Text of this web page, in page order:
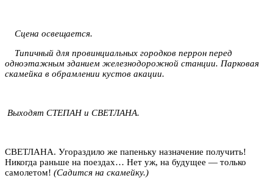
Сцена освещается.
Типичный для провинциальных городков перрон перед
одноэтажным зданием железнодорожной станции. Парковая
скамейка в обрамлении кустов акации.
Выходят СТЕПАН и СВЕТЛАНА.
СВЕТЛАНА. Угораздило же папеньку назначение получить!
Никогда раньше на поездах… Нет уж, на будущее — только
самолетом! (Садится на скамейку.)